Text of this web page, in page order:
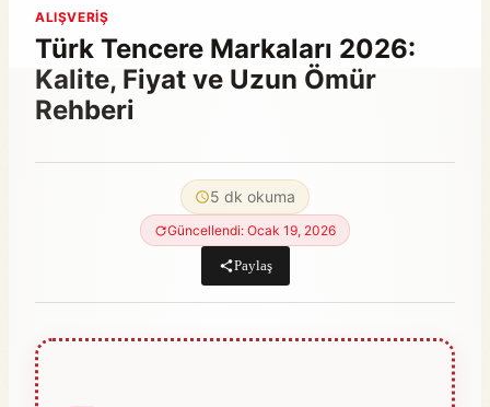
ALIŞVERIŞ
Türk Tencere Markaları 2026:
Kalite, Fiyat ve Uzun Ömür
Rehberi
5 dk okuma
Güncellendi: Ocak 19, 2026
Paylaş